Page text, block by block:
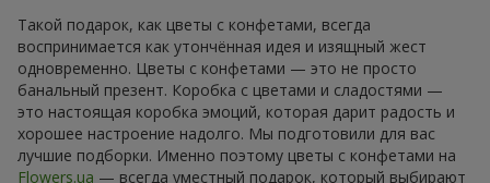
Такой подарок, как цветы с конфетами, всегда
воспринимается как утончённая идея и изящный жест
одновременно. Цветы с конфетами — это не просто
банальный презент. Коробка с цветами и сладостями —
это настоящая коробка эмоций, которая дарит радость и
хорошее настроение надолго. Мы подготовили для вас
лучшие подборки. Именно поэтому цветы с конфетами на
Flowers.ua — всегда уместный подарок, который выбирают